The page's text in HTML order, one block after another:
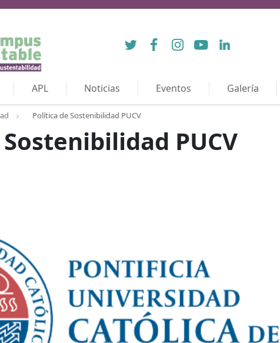
Twitter FacebookInstagramYouTubeLinkedIn
APL Noticias Eventos Galería
Política de Sostenibilidad PUCV
PUCV